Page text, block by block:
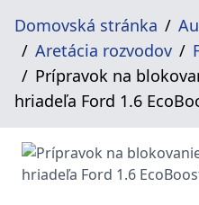
Domovská stránka
Aretácia rozvodov
Prípravok na
hriadeľa Ford 1.6